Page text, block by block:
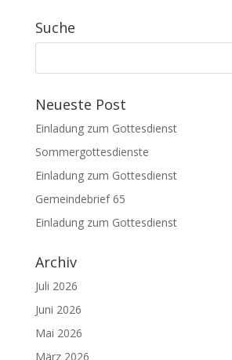
Suche
Neueste Post
Einladung zum Gottesdienst
Sommergottesdienste
Einladung zum Gottesdienst
Gemeindebrief 65
Einladung zum Gottesdienst
Archiv
Juli 2026
Juni 2026
Mai 2026
März 2026